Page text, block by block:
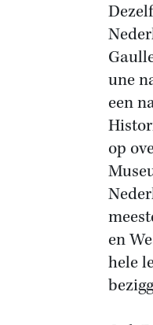
une
een
op
en
hele